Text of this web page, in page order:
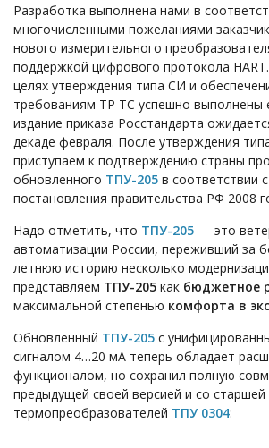
Разработка выполнена нами в
многочисленными пожеланиями
нового измерительного
поддержкой цифрового протокола
целях утверждения типа СИ и
требованиям ТР ТС успешно выполнены
издание приказа Росстандарта
декаде февраля. После утверждения
приступаем к подтверждению страны
обновленного ТПУ-205 в соответствии
постановления правительства РФ 2008
Надо отметить, что ТПУ-205 — это
автоматизации России, переживший за
летнюю историю несколько
представляем ТПУ-205 как бюджетное
максимальной степенью комфорта в
Обновленный ТПУ-205 с
сигналом 4…20 мА теперь обладает
функционалом, но сохранил полную
предыдущей своей версией и со старшей
термопреобразователей ТПУ 0304: